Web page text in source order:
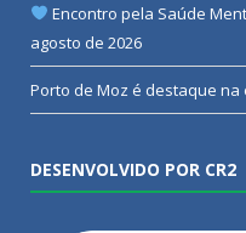
Encontro pela Saúde
agosto de 2026
Porto de Moz é destaque na
DESENVOLVIDO POR CR2